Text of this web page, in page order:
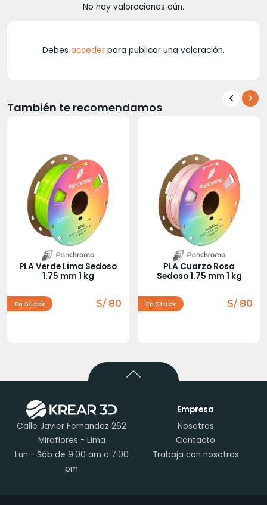
No hay valoraciones aún.
Debes acceder para publicar una valoración.
También te recomendamos
PLA Verde Lima Sedoso
1.75 mm 1 kg
En Stock S/ 80
PLA Cuarzo Rosa
Sedoso 1.75 mm 1 kg
En Stock S/ 80
Calle Javier Fernandez 262
Miraflores - Lima
Lun - Sáb de 9:00 am a 7:00
pm
Empresa
Nosotros
Contacto
Trabaja con nosotros